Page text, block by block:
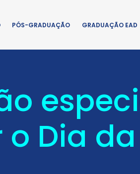
PÓS-GRADUAÇÃO GRADUAÇÃO EAD
Dia